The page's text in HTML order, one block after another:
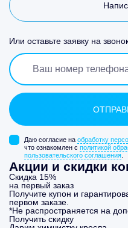
Или оставьте заявку на
Даю согласие на обработку
что ознакомлен с политикой
пользовательского соглашения
Акции и скидки
Скидка 15%
на первый заказ
Получите купон и
первом заказе.
*Не распространяется на
Получить скидку